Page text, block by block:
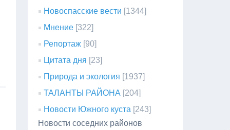
Новоспасские вести [1344]
Мнение [322]
Репортаж [90]
Цитата дня [23]
Природа и экология [1937]
ТАЛАНТЫ РАЙОНА [204]
Новости Южного куста [243]
Новости соседних районов